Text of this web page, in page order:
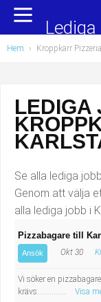
Chefer och
Data/IT
Hotell,
Hälso- och
Barnskötare
Lärare i
Personlig
Hem › Kroppkärr
LEDIGA
Se alla lediga
Genom att välja
alla lediga jobb i
Pizzabagare till
Ansök Okt 30
Vi söker en
krävs..............
Visa